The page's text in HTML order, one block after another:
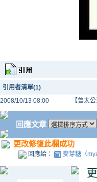
引用者清單(1)
2008/10/13 08:00
【曾太
回應文章
更改修復此欄成功
回應給： 麥芽糖（